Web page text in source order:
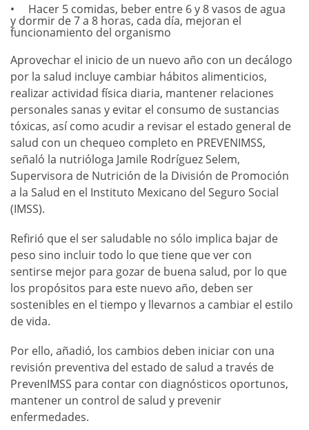
Hacer 5 comidas, beber entre 6 y 8 vasos de agua
y dormir de 7 a 8 horas, cada día, mejoran el
funcionamiento del organismo
Aprovechar el inicio de un nuevo año con un decálogo
por la salud incluye cambiar hábitos alimenticios,
realizar actividad física diaria, mantener relaciones
personales sanas y evitar el consumo de sustancias
tóxicas, así como acudir a revisar el estado general de
salud con un chequeo completo en PREVENIMSS,
señaló la nutrióloga Jamile Rodríguez Selem,
Supervisora de Nutrición de la División de Promoción
a la Salud en el Instituto Mexicano del Seguro Social
(IMSS).
Refirió que el ser saludable no sólo implica bajar de
peso sino incluir todo lo que tiene que ver con
sentirse mejor para gozar de buena salud, por lo que
los propósitos para este nuevo año, deben ser
sostenibles en el tiempo y llevarnos a cambiar el estilo
de vida.
Por ello, añadió, los cambios deben iniciar con una
revisión preventiva del estado de salud a través de
PrevenIMSS para contar con diagnósticos oportunos,
mantener un control de salud y prevenir
enfermedades.